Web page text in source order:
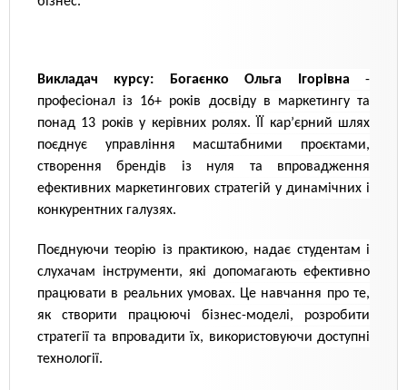
Викладач курсу: Богаєнко Ольга Ігорівна -
професіонал із 16+ років досвіду в маркетингу та
понад 13 років у керівних ролях. ЇЇ кар’єрний шлях
поєднує управління масштабними проєктами,
створення брендів із нуля та впровадження
ефективних маркетингових стратегій у динамічних і
конкурентних галузях.
Поєднуючи теорію із практикою, надає студентам і
слухачам інструменти, які допомагають ефективно
працювати в реальних умовах. Це навчання про те,
як створити працюючі бізнес-моделі, розробити
стратегії та впровадити їх, використовуючи доступні
технології.